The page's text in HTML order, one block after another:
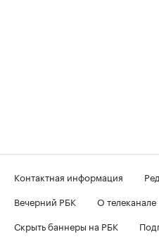
Контактная информация
Вечерний РБК
О телеканале
Скрыть баннеры на РБК